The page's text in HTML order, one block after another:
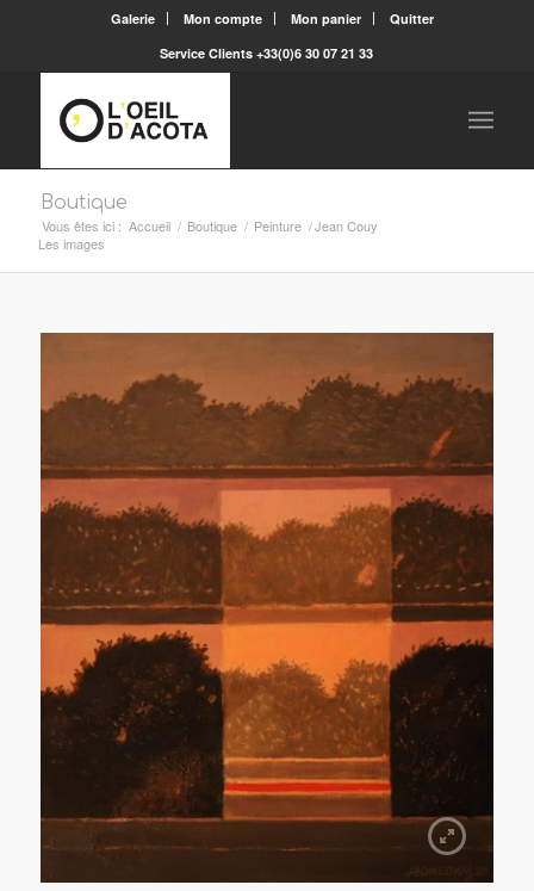
Galerie Mon compte Mon panier
Quitter
Service Clients +33(0)6 30 07 21 33
Boutique
Vous êtes ici : Accueil / Boutique / Peinture /Jean Couy
Les images